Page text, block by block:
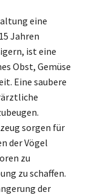
eine
Jahren
ist eine
Obst, Gemüse
Eine saubere
sorgen für
der Vögel
zu
zu schaffen.
der